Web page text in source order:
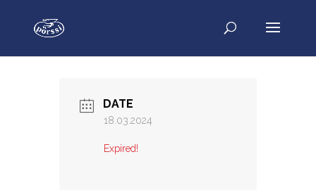
DATE
18.03.2024
Expired!